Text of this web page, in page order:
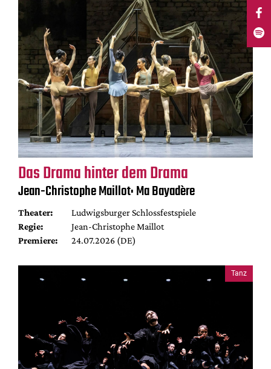
Das Drama hinter dem Drama
Jean-Christophe Maillot: Ma Bayadère
Theater:
Ludwigsburger Schlossfestspiele
Regie:
Jean-Christophe Maillot
Premiere:
24.07.2026 (DE)
Tanz